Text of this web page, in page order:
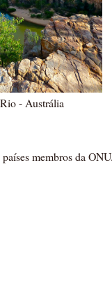
- Austrália
membros da